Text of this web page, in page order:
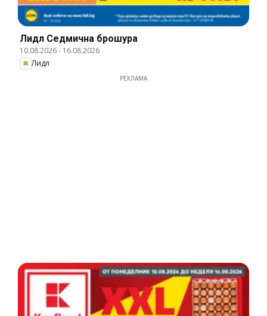
Лидл Cедмична брошура
10.08.2026- 16.08.2026
Лидл
РЕКЛАМА